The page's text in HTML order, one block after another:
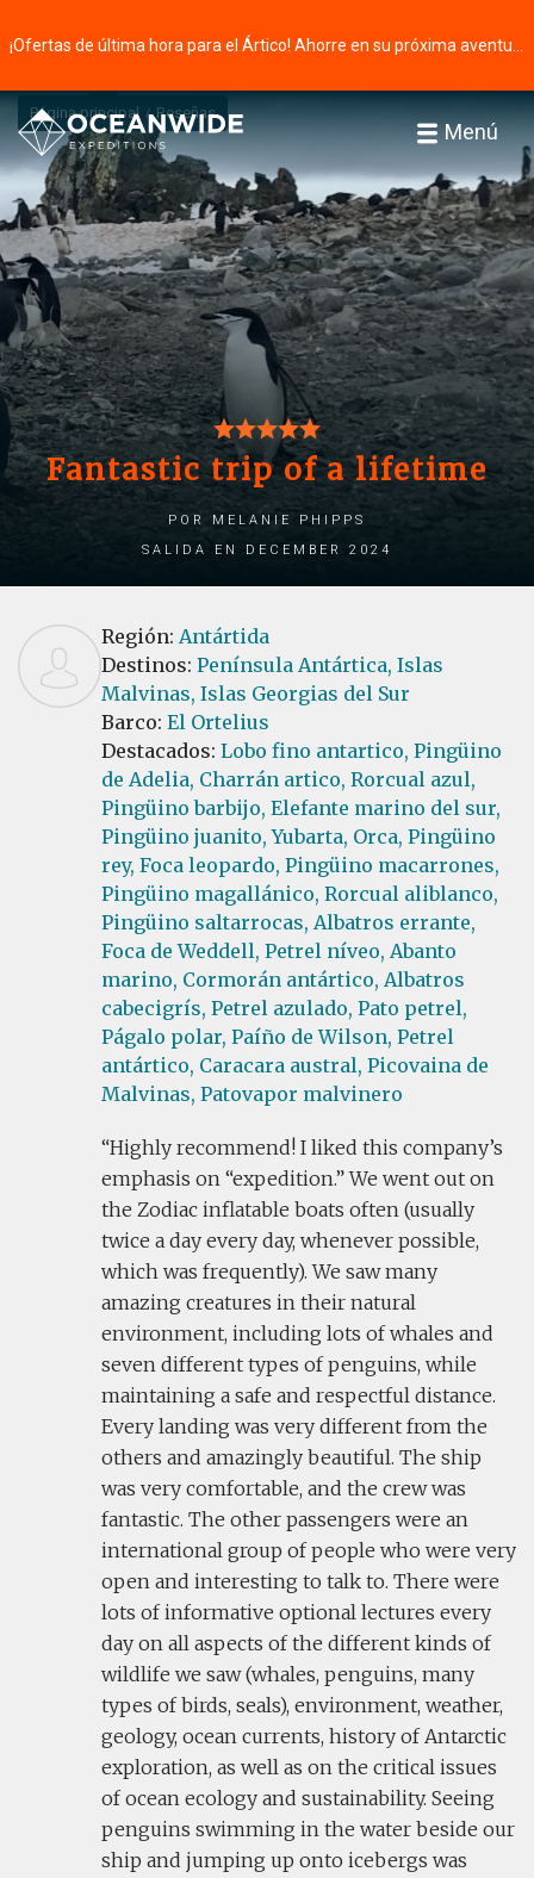
Menú
Página principal Reseñas
Fantastic trip of a lifetime
por Melanie Phipps
Salida en December 2024
Región: Antártida
Destinos: Península Antártica, Islas
Malvinas, Islas Georgias del Sur
Barco: El Ortelius
Destacados: Lobo fino antartico, Pingüino
de Adelia, Charrán artico, Rorcual azul,
Pingüino barbijo, Elefante marino del sur,
Pingüino juanito, Yubarta, Orca, Pingüino
rey, Foca leopardo, Pingüino macarrones,
Pingüino magallánico, Rorcual aliblanco,
Pingüino saltarrocas, Albatros errante,
Foca de Weddell, Petrel níveo, Abanto
marino, Cormorán antártico, Albatros
cabecigrís, Petrel azulado, Pato petrel,
Págalo polar, Paíño de Wilson, Petrel
antártico, Caracara austral, Picovaina de
Malvinas, Patovapor malvinero
Highly recommend! I liked this company’s
emphasis on “expedition.” We went out on
the Zodiac inflatable boats often (usually
twice a day every day, whenever possible,
which was frequently). We saw many
amazing creatures in their natural
environment, including lots of whales and
seven different types of penguins, while
maintaining a safe and respectful distance.
Every landing was very different from the
others and amazingly beautiful. The ship
was very comfortable, and the crew was
fantastic. The other passengers were an
international group of people who were very
open and interesting to talk to. There were
lots of informative optional lectures every
day on all aspects of the different kinds of
wildlife we saw (whales, penguins, many
types of birds, seals), environment, weather,
geology, ocean currents, history of Antarctic
exploration, as well as on the critical issues
of ocean ecology and sustainability. Seeing
penguins swimming in the water beside our
ship and jumping up onto icebergs was